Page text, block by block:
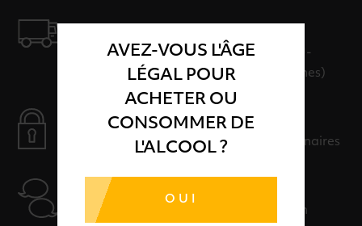
AVEZ-VOUS L'ÂGE
LÉGAL POUR
ACHETER OU
CONSOMMER DE
L'ALCOOL ?
OUI
LIVRAISON EN 24H ET GRATUITE AU-
DELÀ DE 100€ D'ACHAT (hors consignes)
PAIEMENT SÉCURISÉ
Payer en toute sérénité avec nos partenaires
AIDE
Nos conseillers sont à votre disposition